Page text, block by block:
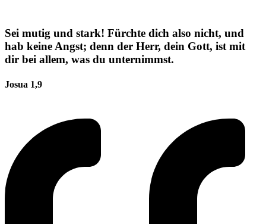
Sei mutig und stark! Fürchte dich also nicht, und
hab keine Angst; denn der Herr, dein Gott, ist mit
dir bei allem, was du unternimmst.
Josua 1,9